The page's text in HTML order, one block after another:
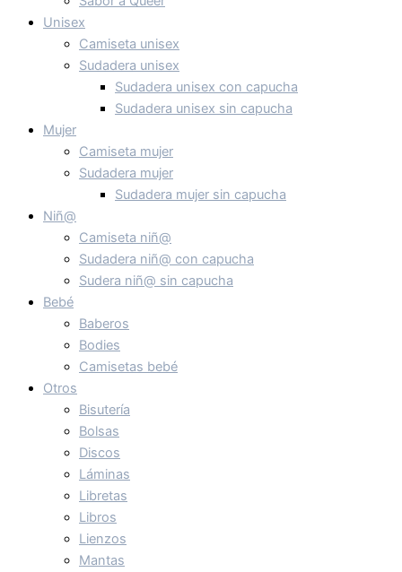
Unisex
Camiseta unisex
Sudadera unisex
Sudadera unisex con capucha
Sudadera unisex sin capucha
Mujer
Camiseta mujer
Sudadera mujer
Sudadera mujer sin capucha
Niñ@
Camiseta niñ@
Sudadera niñ@ con capucha
Sudera niñ@ sin capucha
Bebé
Baberos
Bodies
Camisetas bebé
Otros
Bisutería
Bolsas
Discos
Láminas
Libretas
Libros
Lienzos
Mantas